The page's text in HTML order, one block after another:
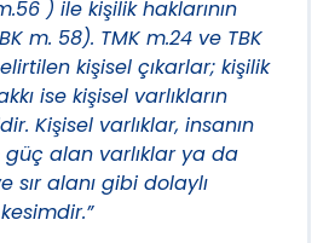
) ile kişilik haklarının
m. 58). TMK m.24 ve TBK
kişisel çıkarlar; kişilik
ise kişisel varlıkların
Kişisel varlıklar, insanın
güç alan varlıklar ya da
sır alanı gibi dolaylı